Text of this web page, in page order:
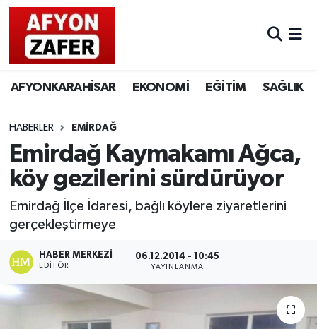
AFYONKARAHİSAR EKONOMİ EĞİTİM SAĞLIK
HABERLER EMİRDAĞ
Emirdağ Kaymakamı Ağca,
köy gezilerini sürdürüyor
Emirdağ İlçe İdaresi, bağlı köylere ziyaretlerini
gerçekleştirmeye
HABER MERKEZI
EDITÖR
06.12.2014 - 10:45
YAYINLANMA